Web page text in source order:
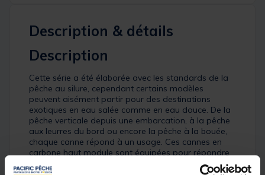
Description & détails
Description
Cette série a été élaborée avec les standards de la
pêche au silure, cependant certains modèles
peuvent aisément partir pour des destinations
exotiques en eau salée comme en eau douce. De la
pêche verticale depuis une embarcation, à la pêche
aux leurres du bord ou encore la pêche à la bouée,
chaque canne répond à un usage. Ces cannes en
carbone haut module sont équipées pour répondre
aux exigences de ces pêches fortes. En effet, un